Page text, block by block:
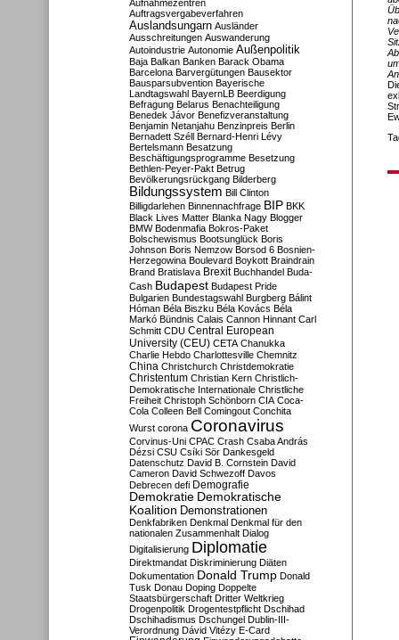
Aufnahmezentren
Auftragsvergabeverfahren
Auslandsungarn Ausländer
Ausschreitungen Auswanderung
Autoindustrie Autonomie Außenpolitik
Baja Balkan Banken Barack Obama
Barcelona Barvergütungen Bausektor
Bausparsubvention Bayerische
Landtagswahl BayernLB Beerdigung
Befragung Belarus Benachteiligung
Benedek Jávor Benefizveranstaltung
Benjamin Netanjahu Benzinpreis Berlin
Bernadett Széll Bernard-Henri Lévy
Bertelsmann Besatzung
Beschäftigungsprogramme Besetzung
Bethlen-Peyer-Pakt Betrug
Bevölkerungsrückgang Bilderberg
Bildungssystem Bill Clinton
Billigdarlehen Binnennachfrage BIP BKK
Black Lives Matter Blanka Nagy Blogger
BMW Bodenmafia Bokros-Paket
Bolschewismus Bootsunglück Boris
Johnson Boris Nemzow Borsod 6 Bosnien-
Herzegowina Boulevard Boykott Braindrain
Brand Bratislava Brexit Buchhandel Buda-
Cash Budapest Budapest Pride
Bulgarien Bundestagswahl Burgberg Bálint
Hóman Béla Biszku Béla Kovács Béla
Markó Bündnis Calais Cannon Hinnant Carl
Schmitt CDU Central European
University (CEU) CETA Chanukka
Charlie Hebdo Charlottesville Chemnitz
China Christchurch Christdemokratie
Christentum Christian Kern Christlich-
Demokratische Internationale Christliche
Freiheit Christoph Schönborn CIA Coca-
Cola Colleen Bell Comingout Conchita
Wurst corona Coronavirus
Corvinus-Uni CPAC Crash Csaba András
Dézsi CSU Csíki Sör Dankesgeld
Datenschutz David B. Cornstein David
Cameron David Schwezoff Davos
Debrecen defi Demografie
Demokratie Demokratische
Koalition Demonstrationen
Denkfabriken Denkmal Denkmal für den
nationalen Zusammenhalt Dialog
Digitalisierung Diplomatie
Direktmandat Diskriminierung Diäten
Dokumentation Donald Trump Donald
Tusk Donau Doping Doppelte
Staatsbürgerschaft Dritter Weltkrieg
Drogenpolitik Drogentestpflicht Dschihad
Dschihadismus Dschungel Dublin-III-
Verordnung Dávid Vitézy E-Card